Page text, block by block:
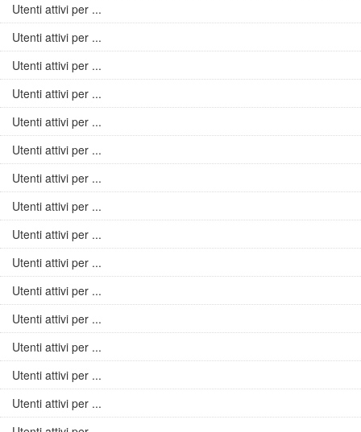
Utenti attivi per ...
Utenti attivi per ...
Utenti attivi per ...
Utenti attivi per ...
Utenti attivi per ...
Utenti attivi per ...
Utenti attivi per ...
Utenti attivi per ...
Utenti attivi per ...
Utenti attivi per ...
Utenti attivi per ...
Utenti attivi per ...
Utenti attivi per ...
Utenti attivi per ...
Utenti attivi per ...